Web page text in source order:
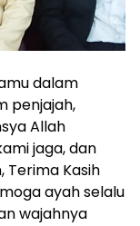
dalam
penjajah,
Allah
jaga, dan
Terima Kasih
ayah selalu
wajahnya